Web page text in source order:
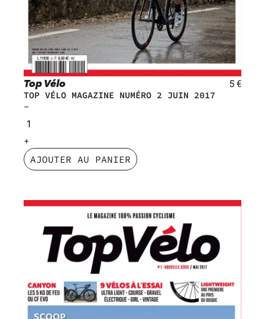
Top Vélo 5€
TOP VÉLO MAGAZINE NUMÉRO 2 JUIN 2017
AJOUTER AU PANIER